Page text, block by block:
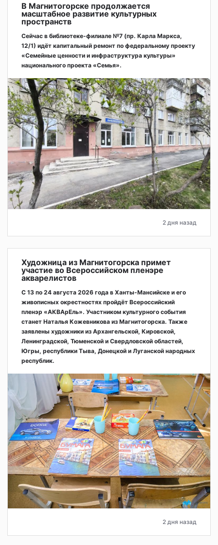
В Магнитогорске продолжается
масштабное развитие культурных
пространств
Сейчас в библиотеке-филиале №7 (пр. Карла Маркса,
12/1) идёт капитальный ремонт по федеральному проекту
«Семейные ценности и инфраструктура культуры»
национального проекта «Семья».
2 дня назад
Художница из Магнитогорска примет
участие во Всероссийском пленэре
акварелистов
С 13 по 24 августа 2026 года в Ханты-Мансийске и его
живописных окрестностях пройдёт Всероссийский
пленэр «АКВАрЕль». Участником культурного события
станет Наталья Кожевникова из Магнитогорска. Также
заявлены художники из Архангельской, Кировской,
Ленинградской, Тюменской и Свердловской областей,
Югры, республики Тыва, Донецкой и Луганской народных
республик.
2 дня назад